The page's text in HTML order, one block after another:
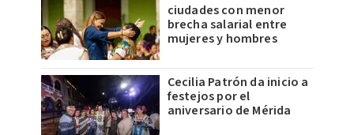
ciudades con menor
brecha salarial entre
mujeres y hombres
Cecilia Patrón da inicio a
festejos por el
aniversario de Mérida